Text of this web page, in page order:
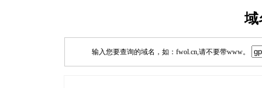
域
输入您要查询的域名，如：fwol.cn,请不要带www。